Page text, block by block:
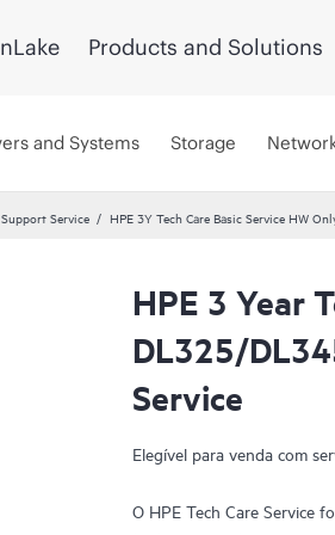
Products and Solutions
and Systems Storage
Service HPE 3Y Tech Care Basic Service HW
HPE 3 Year
DL325/
Service
Elegível para venda com
O HPE Tech Care Service